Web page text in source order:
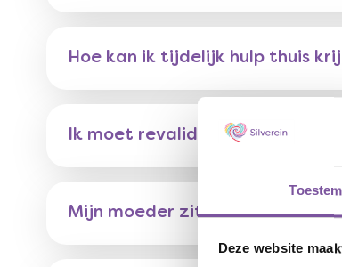
Deze website
Hoe kan ik tijdelijk hulp thuis
Ik moet revalideren, wat
Mijn moeder zit alleen thuis en